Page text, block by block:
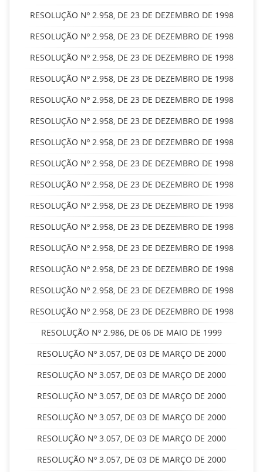
RESOLUÇÃO Nº 2.958, DE 23 DE DEZEMBRO DE 1998
RESOLUÇÃO Nº 2.958, DE 23 DE DEZEMBRO DE 1998
RESOLUÇÃO Nº 2.958, DE 23 DE DEZEMBRO DE 1998
RESOLUÇÃO Nº 2.958, DE 23 DE DEZEMBRO DE 1998
RESOLUÇÃO Nº 2.958, DE 23 DE DEZEMBRO DE 1998
RESOLUÇÃO Nº 2.958, DE 23 DE DEZEMBRO DE 1998
RESOLUÇÃO Nº 2.958, DE 23 DE DEZEMBRO DE 1998
RESOLUÇÃO Nº 2.958, DE 23 DE DEZEMBRO DE 1998
RESOLUÇÃO Nº 2.958, DE 23 DE DEZEMBRO DE 1998
RESOLUÇÃO Nº 2.958, DE 23 DE DEZEMBRO DE 1998
RESOLUÇÃO Nº 2.958, DE 23 DE DEZEMBRO DE 1998
RESOLUÇÃO Nº 2.958, DE 23 DE DEZEMBRO DE 1998
RESOLUÇÃO Nº 2.958, DE 23 DE DEZEMBRO DE 1998
RESOLUÇÃO Nº 2.958, DE 23 DE DEZEMBRO DE 1998
RESOLUÇÃO Nº 2.958, DE 23 DE DEZEMBRO DE 1998
RESOLUÇÃO Nº 2.986, DE 06 DE MAIO DE 1999
RESOLUÇÃO Nº 3.057, DE 03 DE MARÇO DE 2000
RESOLUÇÃO Nº 3.057, DE 03 DE MARÇO DE 2000
RESOLUÇÃO Nº 3.057, DE 03 DE MARÇO DE 2000
RESOLUÇÃO Nº 3.057, DE 03 DE MARÇO DE 2000
RESOLUÇÃO Nº 3.057, DE 03 DE MARÇO DE 2000
RESOLUÇÃO Nº 3.057, DE 03 DE MARÇO DE 2000